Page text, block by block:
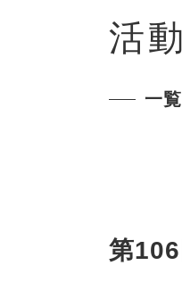
活
一
第